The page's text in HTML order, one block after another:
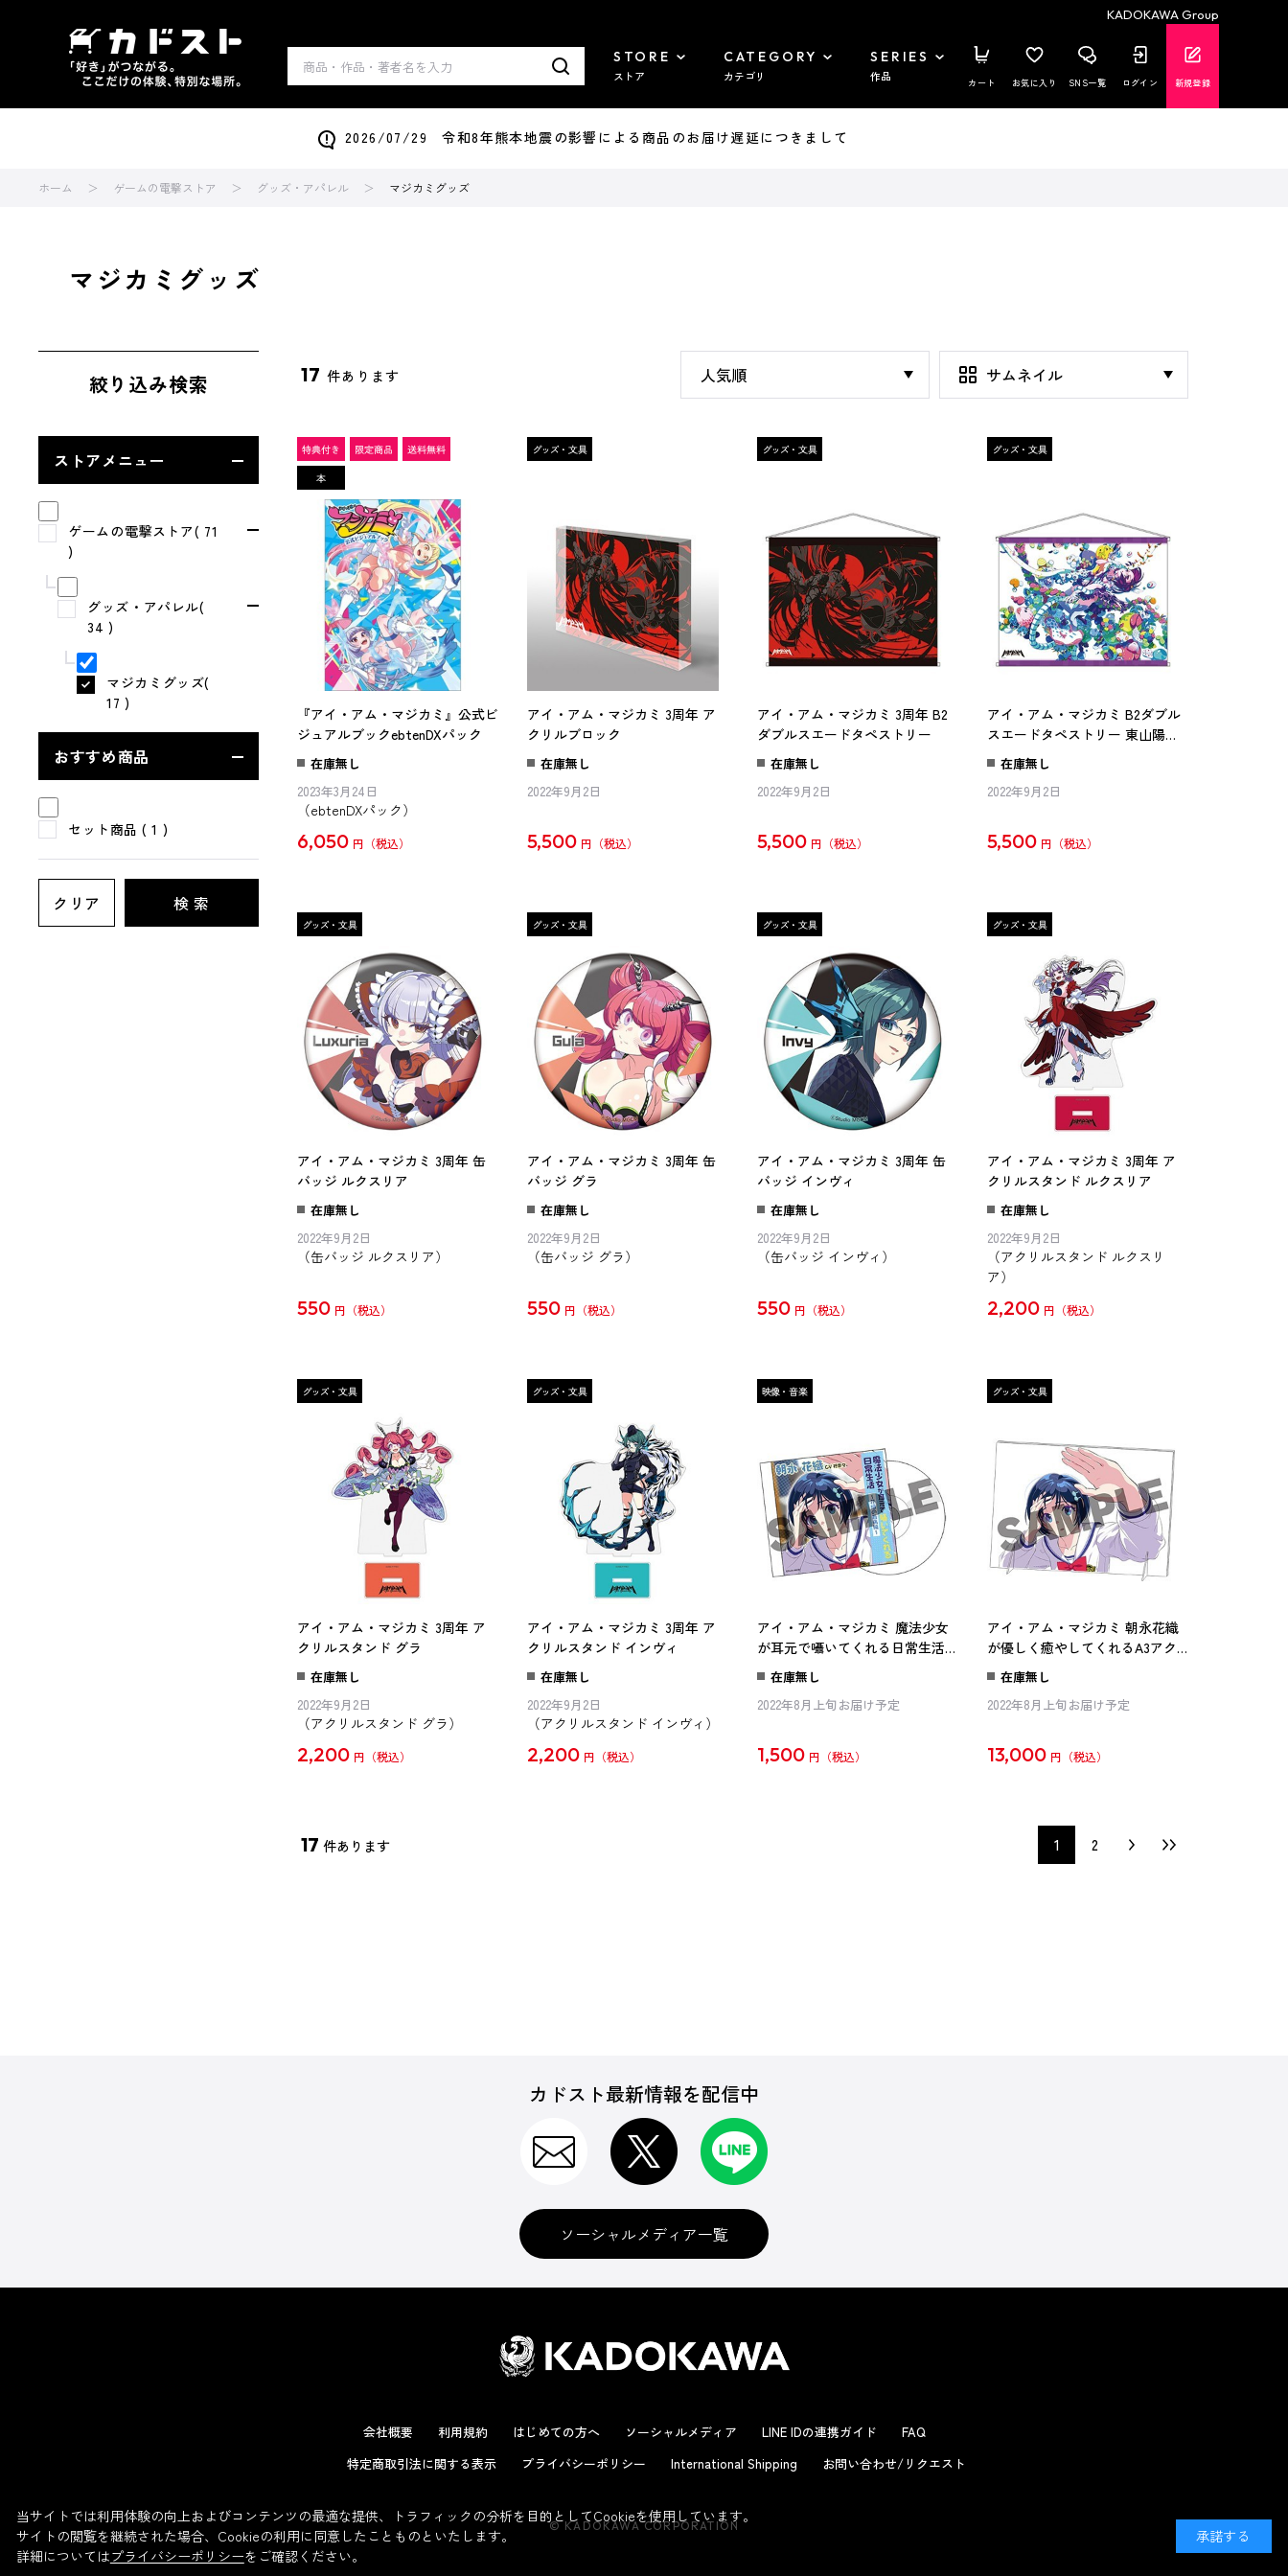
KADOKAWA Group
STORE
ストア
CATEGORY
カテゴリ
SERIES
作品 カート お気に入り SNS一覧 ログイン 新規登録
2026/07/29 令和8年熊本地震の影響による商品のお届け遅延につきまして
ホーム ゲームの電撃ストア グッズ・アパレル マジカミグッズ
マジカミグッズ
絞り込み検索
ストアメニュー
ゲームの電撃ストア( 71
)
グッズ・アパレル(
34 )
マジカミグッズ(
17 )
おすすめ商品
セット商品( 1 )
クリア 検 索
17 件あります
『アイ・アム・マジカミ』公式ビ
ジュアルブックebtenDXパック
在庫無し
2023年3月24日
（ebtenDXパック）
6,050 円
アイ・アム・マジカミ 3周年 ア
クリルブロック
在庫無し
2022年9月2日
5,500 円
アイ・アム・マジカミ 3周年 B2
ダブルスエードタペストリー
在庫無し
2022年9月2日
5,500 円
アイ・アム・マジカミ B2ダブル
スエードタペストリー 東山陽彩
(ver.VB)
在庫無し
2022年9月2日
5,500 円
アイ・アム・マジカミ 3周年 缶
バッジ ルクスリア
在庫無し
2022年9月2日
（缶バッジ ルクスリア）
550 円
アイ・アム・マジカミ 3周年 缶
バッジ グラ
在庫無し
2022年9月2日
（缶バッジ グラ）
550 円
アイ・アム・マジカミ 3周年 缶
バッジ インヴィ
在庫無し
2022年9月2日
（缶バッジ インヴィ）
550 円
アイ・アム・マジカミ 3周年 ア
クリルスタンド ルクスリア
在庫無し
2022年9月2日
（アクリルスタンド ルクスリ
ア）
2,200 円
アイ・アム・マジカミ 3周年 ア
クリルスタンド グラ
在庫無し
2022年9月2日
（アクリルスタンド グラ）
2,200 円
アイ・アム・マジカミ 3周年 ア
クリルスタンド インヴィ
在庫無し
2022年9月2日
（アクリルスタンド インヴィ）
2,200 円
アイ・アム・マジカミ 魔法少女
が耳元で囁いてくれる日常生活
～花織の看病編～
在庫無し
2022年8月上旬お届け予定
1,500 円
アイ・アム・マジカミ 朝永花織
が優しく癒やしてくれるA3アク
リルボード
在庫無し
2022年8月上旬お届け予定
13,000 円
17 件あります 1 2
カドスト最新情報を配信中
ソーシャルメディア一覧
会社概要 利用規約 はじめての方へ ソーシャルメディア LINE IDの連携ガイド
FAQ
特定商取引法に関する表示
プライバシーポリシー International Shipping お問い合わせ/リクエスト
© KADOKAWA CORPORATION
当サイトでは利用体験の向上およびコンテンツの最適な提供、トラフィックの分析を目的としてCookieを使用しています。
サイトの閲覧を継続された場合、Cookieの利用に同意したことものといたします。
詳細についてはプライバシーポリシーをご確認ください。
承諾する